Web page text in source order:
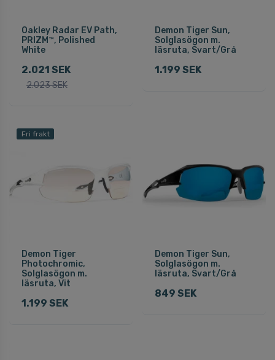
Oakley Radar EV Path,
PRIZM™, Polished
White
2.021 SEK
2.023 SEK
Demon Tiger Sun,
Solglasögon m.
läsruta, Svart/Grå
1.199 SEK
Fri frakt
Demon Tiger
Photochromic,
Solglasögon m.
läsruta, Vit
1.199 SEK
Demon Tiger Sun,
Solglasögon m.
läsruta, Svart/Grå
849 SEK